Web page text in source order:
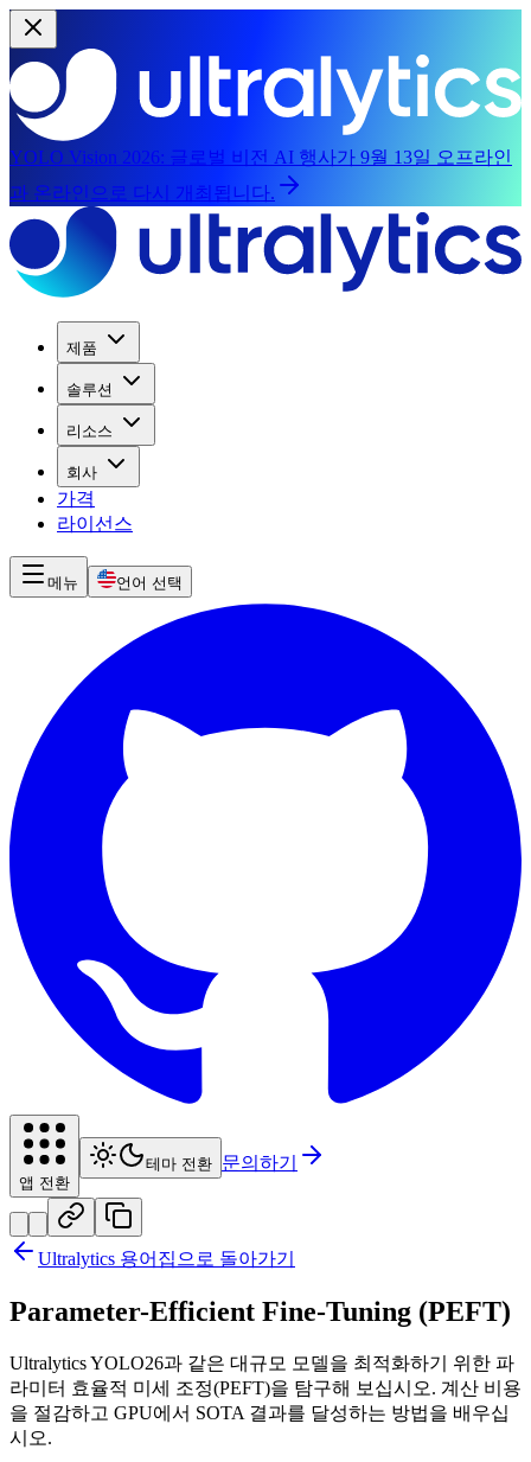
YOLO Vision 2026: 글로벌 비전 AI 행사가 9월 13일 오프라인
과 온라인으로 다시 개최됩니다.
제품
솔루션
리소스
회사
가격
라이선스
메뉴 언어 선택
앱 전환
테마 전환 문의하기
Ultralytics 용어집으로 돌아가기
Parameter-Efficient Fine-Tuning (PEFT)
Ultralytics YOLO26과 같은 대규모 모델을 최적화하기 위한 파
라미터 효율적 미세 조정(PEFT)을 탐구해 보십시오. 계산 비용
을 절감하고 GPU에서 SOTA 결과를 달성하는 방법을 배우십
시오.